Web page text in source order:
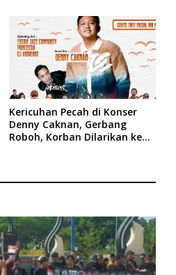
Kericuhan Pecah di Konser
Denny Caknan, Gerbang
Roboh, Korban Dilarikan ke